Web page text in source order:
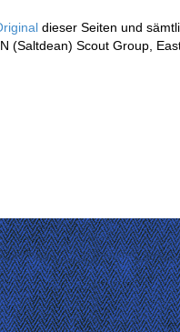
dieser Seiten und
(Saltdean) Scout Group,